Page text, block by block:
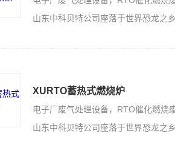
山东中科贝特公司座落于世界恐龙之乡的山东诸城，是一家集科技开发、生产
XURTO蓄热式燃烧炉
山东中科贝特公司座落于世界恐龙之乡的山东诸城，是一家集科技开发、生产